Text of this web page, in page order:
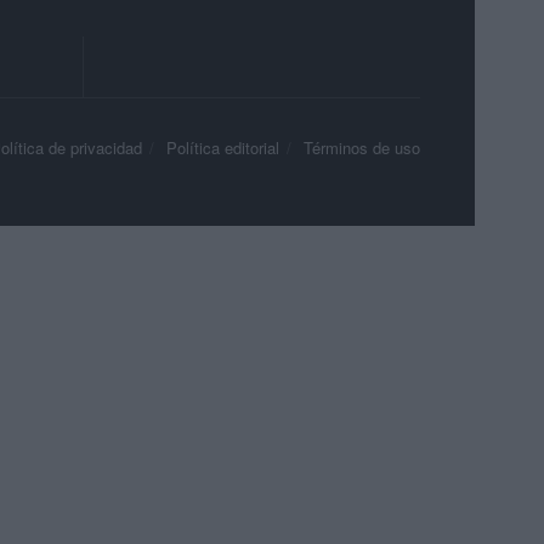
de privacidad Política editorial Términos de uso